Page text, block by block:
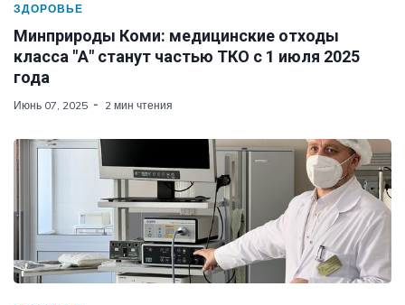
ЗДОРОВЬЕ
Минприроды Коми: медицинские отходы
класса "А" станут частью ТКО с 1 июля 2025
года
Июнь 07, 2025 2 мин чтения